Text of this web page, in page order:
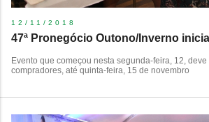
12/11/2018
47ª Pronegócio Outono/Inverno
Evento que começou nesta segunda-feira, 12,
compradores, até quinta-feira, 15 de novembro